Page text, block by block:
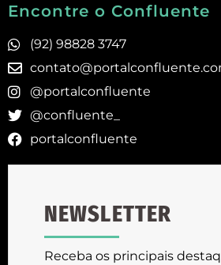
Encontre o Confluente
(92) 98828 3747
@portalconfluente
@confluente_
portalconfluente
NEWSLETTER
Receba os principais